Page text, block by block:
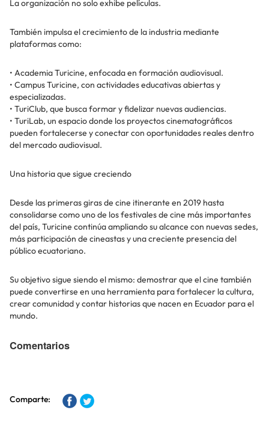
La organización no solo exhibe películas.
También impulsa el crecimiento de la industria mediante
plataformas como:
•⁠ ⁠Academia Turicine, enfocada en formación audiovisual.
•⁠ ⁠Campus Turicine, con actividades educativas abiertas y
especializadas.
•⁠ ⁠TuriClub, que busca formar y fidelizar nuevas audiencias.
•⁠ ⁠TuriLab, un espacio donde los proyectos cinematográficos
pueden fortalecerse y conectar con oportunidades reales dentro
del mercado audiovisual.
Una historia que sigue creciendo
Desde las primeras giras de cine itinerante en 2019 hasta
consolidarse como uno de los festivales de cine más importantes
del país, Turicine continúa ampliando su alcance con nuevas sedes,
más participación de cineastas y una creciente presencia del
público ecuatoriano.
Su objetivo sigue siendo el mismo: demostrar que el cine también
puede convertirse en una herramienta para fortalecer la cultura,
crear comunidad y contar historias que nacen en Ecuador para el
mundo.
Comentarios
Comparte: